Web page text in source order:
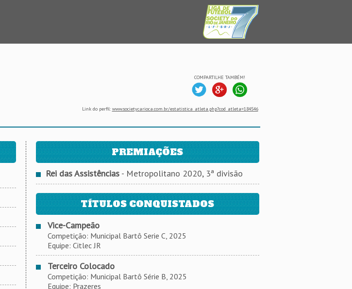
COMPARTILHE TAMBÉM!
Link do perfil: www.societycarioca.com.br/estatistica_atleta.php?cod_atleta=184546
PREMIAÇÕES
Rei das Assistências- Metropolitano 2020, 3ª divisão
TÍTULOS CONQUISTADOS
Vice-Campeão
Competição: Municipal Bartô Serie C, 2025
Equipe: Citlec JR
Terceiro Colocado
Competição: Municipal Bartô Série B, 2025
Equipe: Prazeres